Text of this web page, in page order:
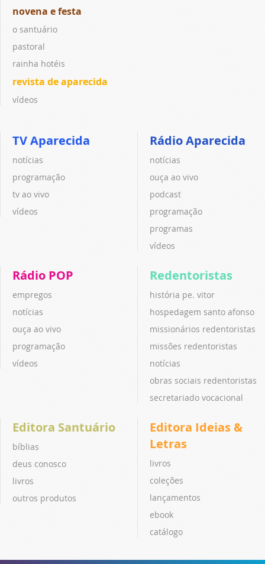
novena e festa
o santuário
pastoral
rainha hotéis
revista de aparecida
vídeos
TV Aparecida
notícias
programação
tv ao vivo
vídeos
Rádio Aparecida
notícias
ouça ao vivo
podcast
programação
programas
vídeos
Rádio POP
empregos
notícias
ouça ao vivo
programação
vídeos
Redentoristas
história pe. vitor
hospedagem santo afonso
missionários redentoristas
missões redentoristas
notícias
obras sociais redentoristas
secretariado vocacional
Editora Santuário
bíblias
deus conosco
livros
outros produtos
Editora Ideias &
Letras
livros
coleções
lançamentos
ebook
catálogo